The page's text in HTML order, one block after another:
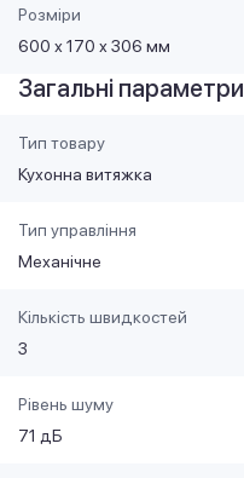
Розміри
600 х 170 х 306 мм
Загальні параметри
Тип товару
Кухонна витяжка
Тип управління
Механічне
Кількість швидкостей
3
Рівень шуму
71 дБ